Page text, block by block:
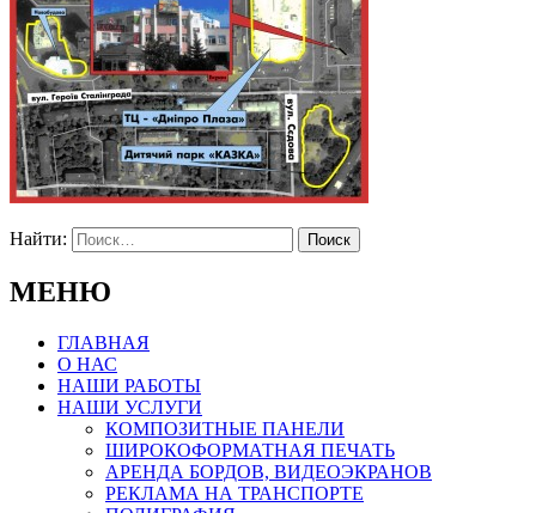
Найти:
МЕНЮ
ГЛАВНАЯ
О НАС
НАШИ РАБОТЫ
НАШИ УСЛУГИ
КОМПОЗИТНЫЕ ПАНЕЛИ
ШИРОКОФОРМАТНАЯ ПЕЧАТЬ
АРЕНДА БОРДОВ, ВИДЕОЭКРАНОВ
РЕКЛАМА НА ТРАНСПОРТЕ